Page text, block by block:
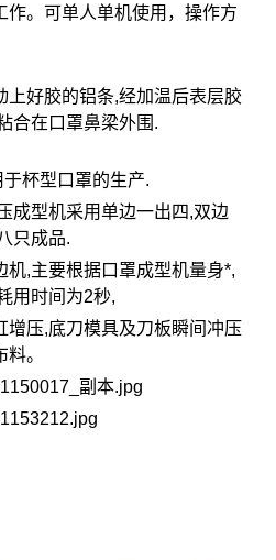
作。可单人单机使用，操作方
上好胶的铝条,经加温后表层胶
合在口罩鼻梁外围.
杯型口罩的生产.
成型机采用单边一出四,双边
只成品.
机,主要根据口罩成型机量身*,
用时间为2秒,
增压,底刀模具及刀板瞬间冲压
。